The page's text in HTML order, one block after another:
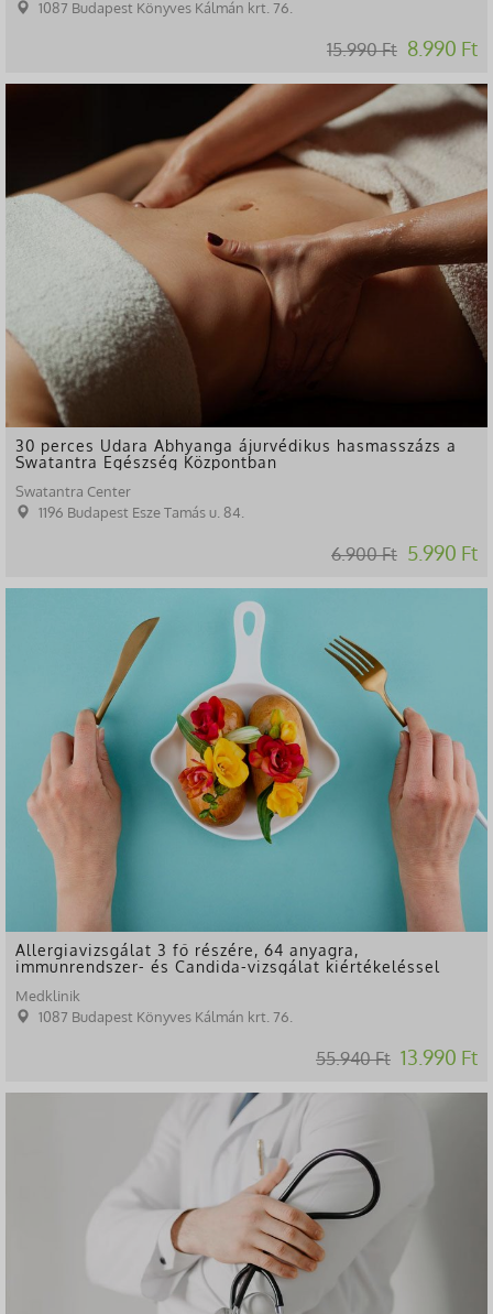
1087 Budapest Könyves Kálmán krt. 76.
15.990 Ft 8.990 Ft
30 perces Udara Abhyanga ájurvédikus hasmasszázs a
Swatantra Egészség Központban
Swatantra Center
1196 Budapest Esze Tamás u. 84.
6.900 Ft 5.990 Ft
Allergiavizsgálat 3 fő részére, 64 anyagra,
immunrendszer- és Candida-vizsgálat kiértékeléssel
Medklinik
1087 Budapest Könyves Kálmán krt. 76.
55.940 Ft 13.990 Ft